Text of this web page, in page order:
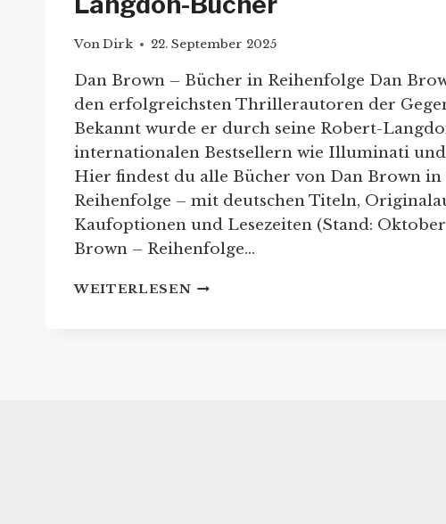
VonDirk 22. September 2025
Dan Brown – Bücher in Reihenfolge Dan
den erfolgreichsten Thrillerautoren der
Bekannt wurde er durch seine Robert-
internationalen Bestsellern wie Illuminati
Hier findest du alle Bücher von Dan Brown
Reihenfolge – mit deutschen Titeln,
Kaufoptionen und Lesezeiten (Stand: Oktober
Brown – Reihenfolge…
WEITERLESENDAN